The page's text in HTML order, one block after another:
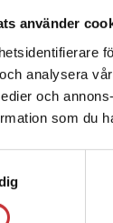
använder
analysera
och
som du